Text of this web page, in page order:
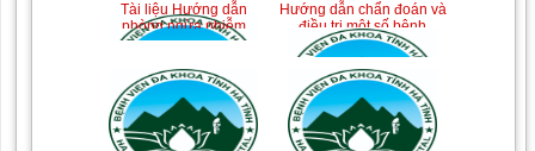
Tài liệu Hướng dẫn
phòng ngừa nhiễm
khuẩn vết mổ
Hướng dẫn chẩn đoán và
điều trị một số bệnh
truyền nhiễm